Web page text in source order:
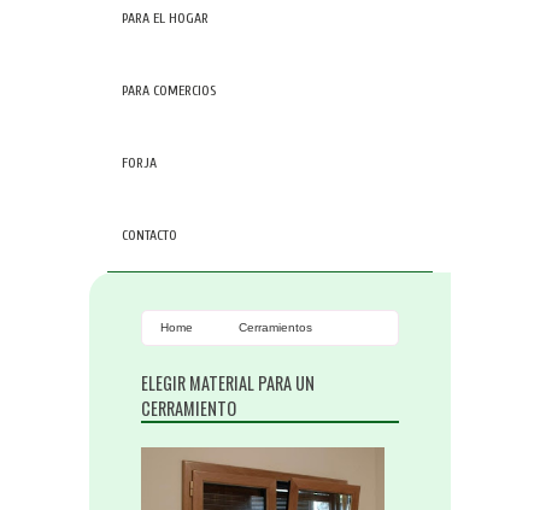
PARA EL HOGAR
PARA COMERCIOS
FORJA
CONTACTO
Home
Cerramientos
Tarragona
Elegir material para un
ELEGIR MATERIAL PARA UN
CERRAMIENTO